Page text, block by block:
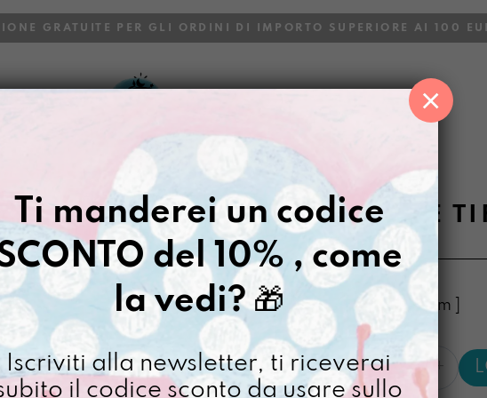
GRATUITE PER GLI ORDINI DI IMPORTO SUPERIORE AI 100
Gazpacho Portacosette Tifone
PORTACOSETTE
€14,00
[ Portamonete: 13 x 10 x 2,5 cm ]
Portacosette
Tifone
Ti manderei un codice
del 10% , come
la vedi?🎁
Iscriviti alla newsletter, ti riceverai
il codice sconto da usare sullo
×